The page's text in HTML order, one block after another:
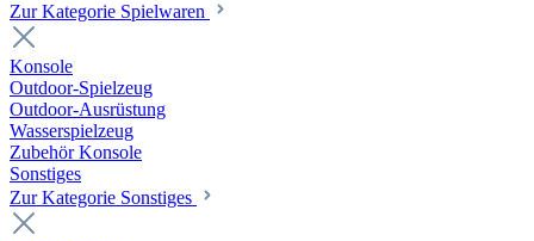
Zur Kategorie Spielwaren
Konsole
Outdoor-Spielzeug
Outdoor-Ausrüstung
Wasserspielzeug
Zubehör Konsole
Sonstiges
Zur Kategorie Sonstiges